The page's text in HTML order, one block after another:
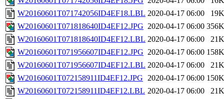
W20160601T071742056ID4EF18.LBL 2020-04-17 06:00
19K
W20160601T071818640ID4EF12.JPG 2020-04-17 06:00 356K
W20160601T071818640ID4EF12.LBL 2020-04-17 06:00
21K
W20160601T071956607ID4EF12.JPG 2020-04-17 06:00 158K
W20160601T071956607ID4EF12.LBL 2020-04-17 06:00
21K
W20160601T072158911ID4EF12.JPG 2020-04-17 06:00 150K
W20160601T072158911ID4EF12.LBL 2020-04-17 06:00
21K